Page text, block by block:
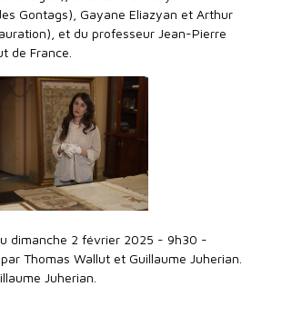
Gontags), Gayane Eliazyan et Arthur
et du professeur Jean-Pierre
de France.
dimanche 2 février 2025 - 9h30 -
Thomas Wallut et Guillaume Juherian.
Juherian.